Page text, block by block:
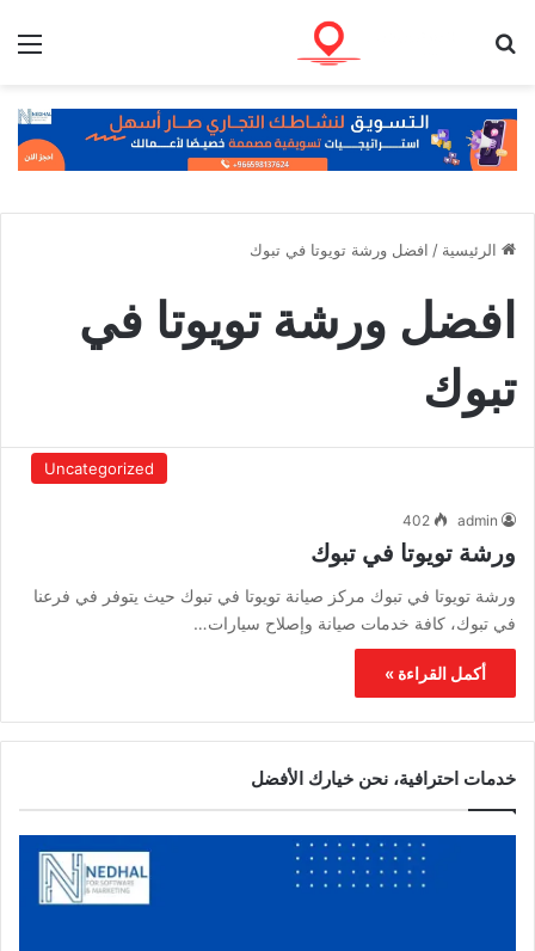
الرئيسية / افضل ورشة تويوتا في تبوك
افضل ورشة تويوتا في
تبوك
Uncategorized
admin
402
ورشة تويوتا في تبوك
ورشة تويوتا في تبوك مركز صيانة تويوتا في تبوك حيث يتوفر في فرعنا
في تبوك، كافة خدمات صيانة وإصلاح سيارات…
أكمل القراءة »
خدمات احترافية، نحن خيارك الأفضل